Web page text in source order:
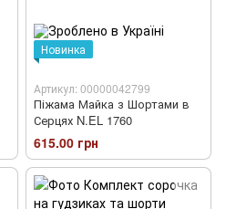
Новинка
Артикул: 00000042799
Піжама Майка з Шортами в
Серцях N.EL 1760
615.00 грн